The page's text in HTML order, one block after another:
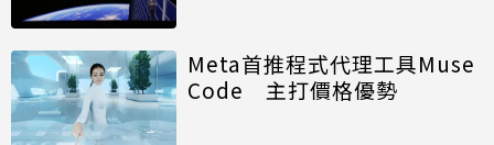
Meta首推程式代理工具Muse
Code 主打價格優勢